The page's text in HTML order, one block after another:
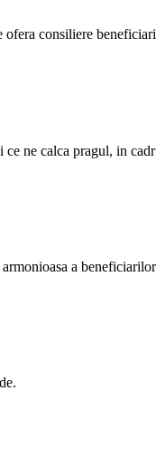
consiliere
ne calca pragul, in
a